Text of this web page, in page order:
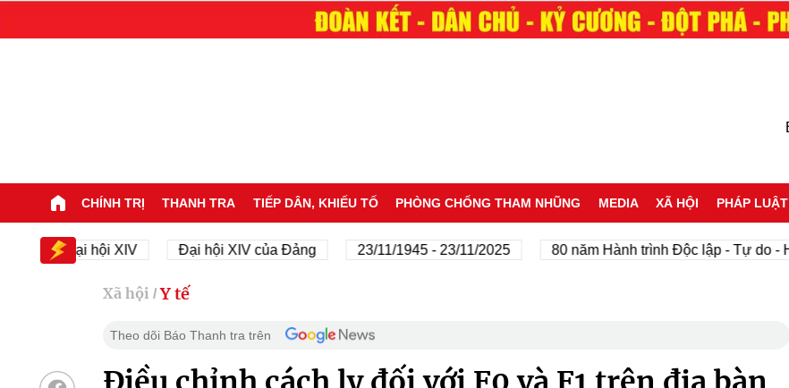
CHÍNH TRỊ THANH TRA TIẾP DÂN, KHIẾU TỐ PHÒNG CHỐNG THAM NHŨNG MEDIA XÃ HỘI PHÁP LUẬT
Đại hội XIV Đại hội XIV của Đảng 23/11/1945 - 23/11/2025 80 năm Hành trình Độc lập - Tự do - Hạnh
Xã hội / Y tế
Theo dõi Báo Thanh tra trên